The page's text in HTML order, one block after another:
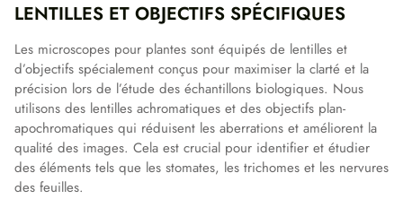
LENTILLES ET OBJECTIFS SPÉCIFIQUES
Les microscopes pour plantes sont équipés de lentilles et
d’objectifs spécialement conçus pour maximiser la clarté et la
précision lors de l’étude des échantillons biologiques. Nous
utilisons des lentilles achromatiques et des objectifs plan-
apochromatiques qui réduisent les aberrations et améliorent la
qualité des images. Cela est crucial pour identifier et étudier
des éléments tels que les stomates, les trichomes et les nervures
des feuilles.